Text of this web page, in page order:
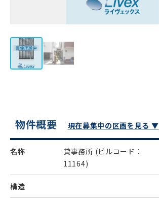
物件概要 現在募集中の区画を見る ▼
名称 貸事務所 (ビルコード：
11164)
構造